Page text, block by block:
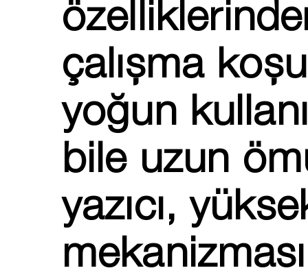
çalışma
yoğun
bile uzun
yazıcı,